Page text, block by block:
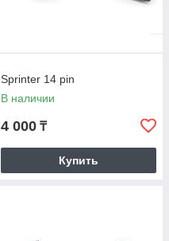
Sprinter 14 pin
В наличии
4 000 ₸
Купить